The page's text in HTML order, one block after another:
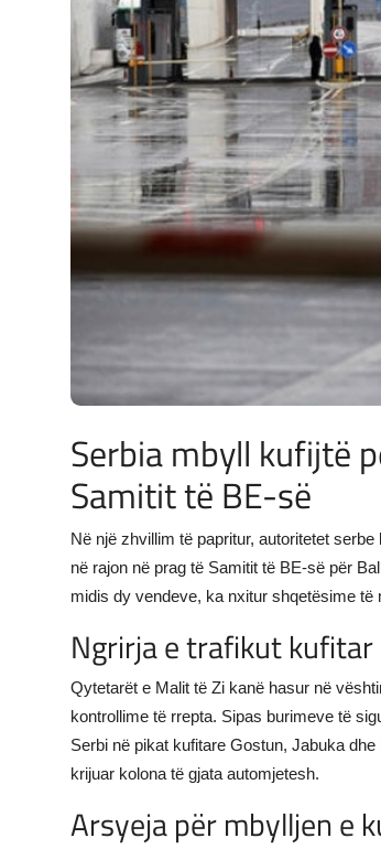
Shqip
Serbia mbyll kufijtë
Samitit të BE-së
Në një zhvillim të papritur, autoritetet
në rajon në prag të Samitit të BE-së për
midis dy vendeve, ka nxitur shqetësime të
Ngrirja e trafikut kufitar
Qytetarët e Malit të Zi kanë hasur në
kontrollime të rrepta. Sipas burimeve të
Serbi në pikat kufitare Gostun, Jabuka
krijuar kolona të gjata automjetesh.
Arsyeja për mbylljen e